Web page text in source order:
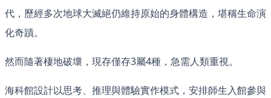
代，歷經多次地球大滅絕仍維持原始的身體構造，堪稱生命演
化奇蹟。
然而隨著棲地破壞，現存僅存3屬4種，急需人類重視。
海科館設計以思考、推理與體驗實作模式，安排師生入館參與